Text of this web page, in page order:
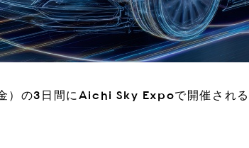
）の3日間にAichi Sky Expoで開催され